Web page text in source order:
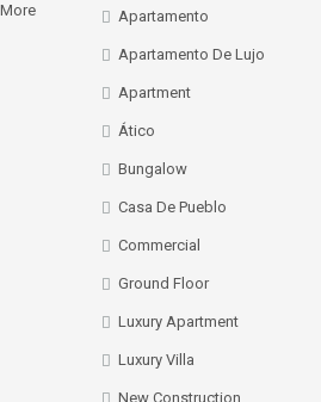
Apartamento
Apartamento De Lujo
Apartment
Ático
Bungalow
Casa De Pueblo
Commercial
Ground Floor
Luxury Apartment
Luxury Villa
New Construction